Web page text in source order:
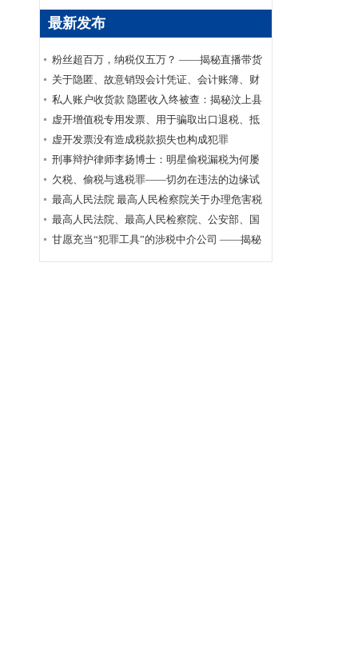
最新发布
粉丝超百万，纳税仅五万？ ——揭秘直播带货
主播李呈祥隐匿收入偷税案件
关于隐匿、故意销毁会计凭证、会计账簿、财
务会计报告罪司法适用的实证研究
私人账户收货款 隐匿收入终被查：揭秘汶上县
鑫福黄金珠宝店偷逃消费税案件
虚开增值税专用发票、用于骗取出口退税、抵
扣税款发票罪刑事辩护案
虚开发票没有造成税款损失也构成犯罪
刑事辩护律师李扬博士：明星偷税漏税为何屡
禁不止？
欠税、偷税与逃税罪——切勿在违法的边缘试
探
最高人民法院 最高人民检察院关于办理危害税
收征管刑事案件适用法律若干问题的解释
最高人民法院、最高人民检察院、公安部、国
家安全部、司法部印发《关于适用认罪认罚从
宽制度的指导意见》的通知
甘愿充当“犯罪工具”的涉税中介公司 ——揭秘
涉税中介福州金汇鑫财税咨询有限公司帮助其